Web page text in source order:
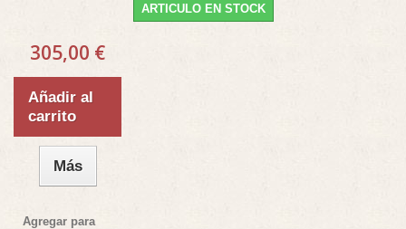
ARTICULO EN STOCK
305,00 €
Añadir al
carrito
Más
Agregar para